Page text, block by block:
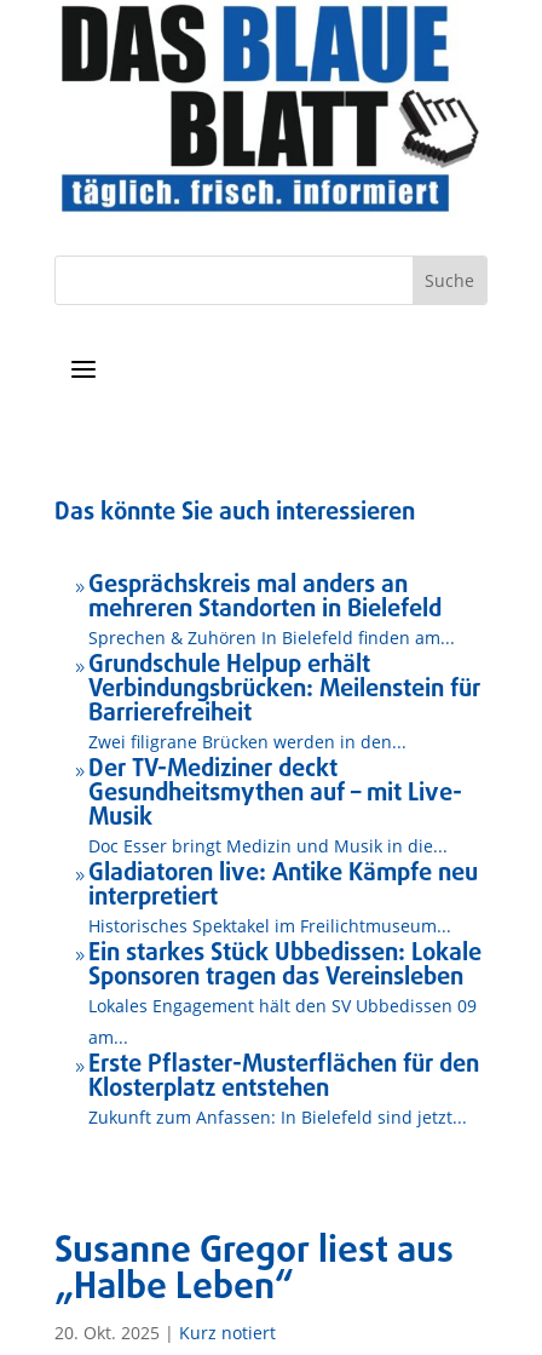
a
Das könnte Sie auch interessieren
9 Gesprächskreis mal anders an
mehreren Standorten in Bielefeld
Sprechen & Zuhören In Bielefeld finden am...
9 Grundschule Helpup erhält
Verbindungsbrücken: Meilenstein für
Barrierefreiheit
Zwei filigrane Brücken werden in den...
9 Der TV-Mediziner deckt
Gesundheitsmythen auf – mit Live-
Musik
Doc Esser bringt Medizin und Musik in die...
9 Gladiatoren live: Antike Kämpfe neu
interpretiert
Historisches Spektakel im Freilichtmuseum...
9 Ein starkes Stück Ubbedissen: Lokale
Sponsoren tragen das Vereinsleben
Lokales Engagement hält den SV Ubbedissen 09
am...
9 Erste Pflaster-Musterflächen für den
Klosterplatz entstehen
Zukunft zum Anfassen: In Bielefeld sind jetzt...
Susanne Gregor liest aus
„Halbe Leben“
20. Okt. 2025 | Kurz notiert